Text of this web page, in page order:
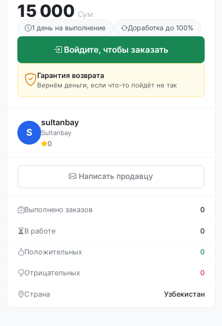
15 000 Сум
1 день на выполнение Доработка до 100%
Войдите, чтобы заказать
Гарантия возврата
Вернём деньги, если что-то пойдёт не так
S
sultanbay
Sultanbay
0
Написать продавцу
Выполнено заказов 0
В работе 0
Положительных 0
Отрицательных 0
Страна Узбекистан